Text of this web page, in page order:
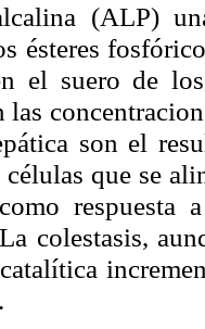
(ALP)
ésteres
el suero de
las
son el
que se
colestasis,